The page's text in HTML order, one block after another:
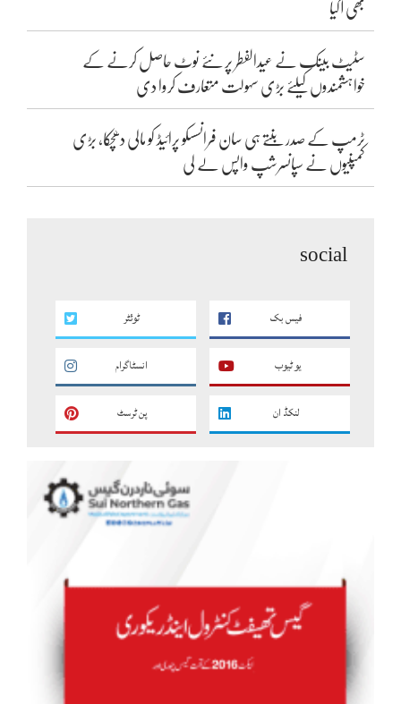
بھی آگیا
سٹیٹ بینک نے عیدالفطر پر نئے نوٹ حاصل کرنے کے
خواہشمندوں کیلئے بڑی سہولت متعارف کروا دی
ٹرمپ کے صدر بنتے ہی سان فرانسسکو پرائیڈ کو مالی دھچکا، بڑی
کمپنیوں نے سپانسرشپ واپس لے لی
social
فیس بک ٹوئٹر
یو ٹیوب انسٹاگرام
لنکڈ ان پن ٹرسٹ